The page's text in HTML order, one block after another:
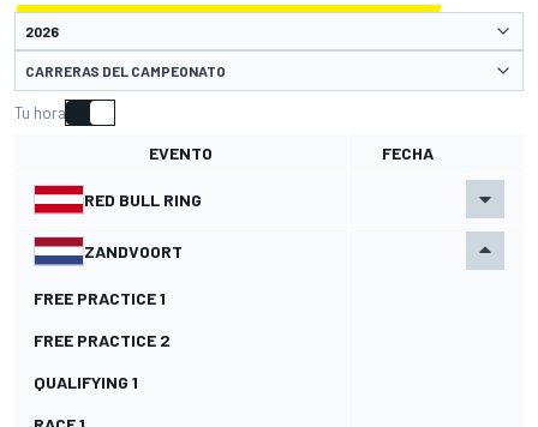
CARRERAS DEL CAMPEONATO
Tu hora
EVENTO FECHA
RED BULL RING
ZANDVOORT
FREE PRACTICE 1
FREE PRACTICE 2
QUALIFYING 1